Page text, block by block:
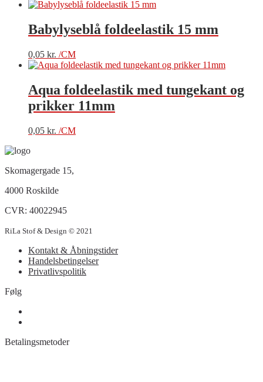
Babylyseblå foldeelastik 15 mm
0,05 kr. /CM
Aqua foldeelastik med tungekant og
prikker 11mm
0,05 kr. /CM
Skomagergade 15,
4000 Roskilde
CVR: 40022945
RiLa Stof & Design © 2021
Kontakt & Åbningstider
Handelsbetingelser
Privatlivspolitik
Følg
Betalingsmetoder